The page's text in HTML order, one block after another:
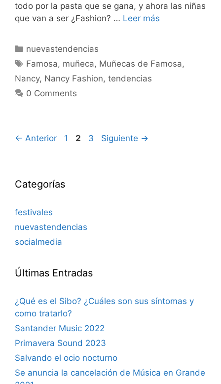
todo por la pasta que se gana, y ahora las niñas
que van a ser ¿Fashion? … Leer más
Categorías
nuevastendencias
Etiquetas
Famosa, muñeca, Muñecas de Famosa,
Nancy, Nancy Fashion, tendencias
0 Comments
← Anterior Página
1 Página
2 Página
3 Siguiente →
Categorías
festivales
nuevastendencias
socialmedia
Últimas Entradas
¿Qué es el Sibo? ¿Cuáles son sus síntomas y
como tratarlo?
Santander Music 2022
Primavera Sound 2023
Salvando el ocio nocturno
Se anuncia la cancelación de Música en Grande